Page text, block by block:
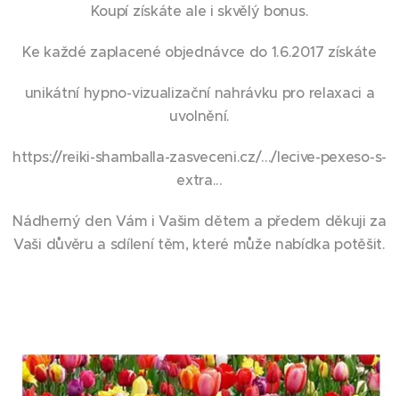
Koupí získáte ale i skvělý bonus.
Ke každé zaplacené objednávce do 1.6.2017 získáte
unikátní hypno-vizualizační nahrávku pro relaxaci a
uvolnění.
https://reiki-shamballa-zasveceni.cz/.../lecive-pexeso-s-
extra...
Nádherný den Vám i Vašim dětem a předem děkuji za
Vaši důvěru a sdílení těm, které může nabídka potěšit.